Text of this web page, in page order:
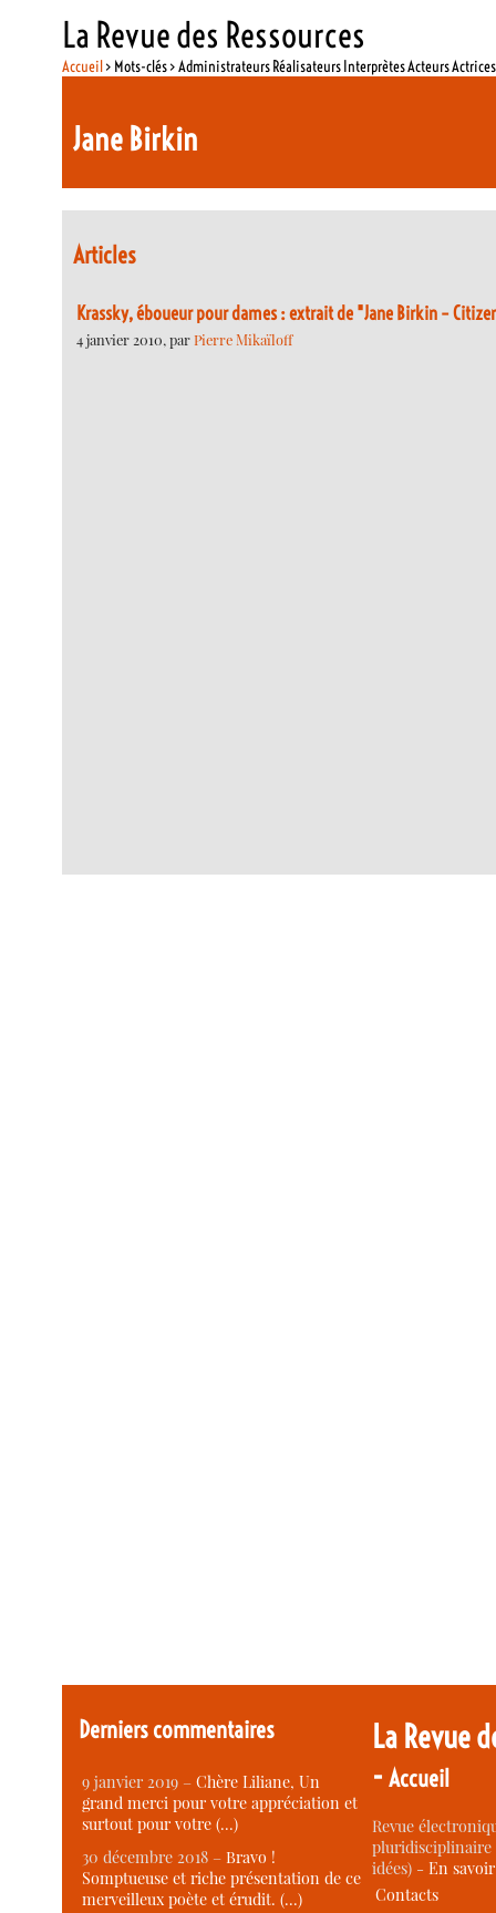
La Revue des Ressources
Accueil> Mots-clés > Administrateurs Réalisateurs Interprètes Acteurs
Jane Birkin
Articles
Krassky, éboueur pour dames : extrait de "Jane Birkin –
4 janvier 2010, parPierre Mikaïloff
Derniers commentaires
9 janvier 2019 –Chère Liliane, Un
grand merci pour votre appréciation et
surtout pour votre (…)
30 décembre 2018 –Bravo !
Somptueuse et riche présentation de ce
merveilleux poète et érudit. (…)
La Revue
-Accueil
Revue
idées) -En
Contacts